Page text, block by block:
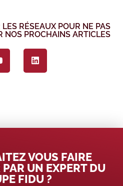
RÉSEAUX POUR NE PAS
NOS PROCHAINS ARTICLES
VOUS FAIRE
UN EXPERT DU
FIDU ?